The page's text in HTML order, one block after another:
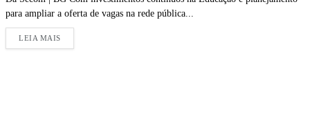
para ampliar a oferta de vagas na rede pública...
LEIA MAIS